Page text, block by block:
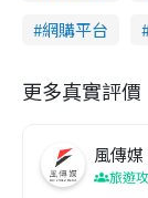
網購平台
更多真實評價
風傳媒
旅遊